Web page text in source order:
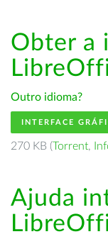
Obter a
Outro idioma?
INTERFACE
270 KB (Torrent,
Ajuda